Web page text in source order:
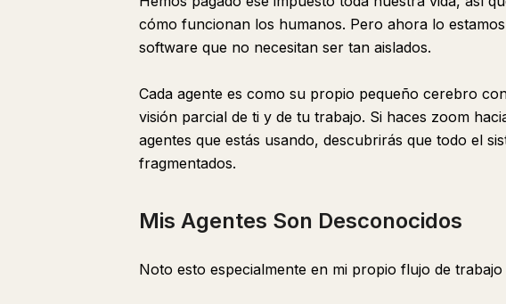
cómo funcionan los humanos. Pero ahora lo
software que no necesitan ser tan aislados.
Cada agente es como su propio pequeño cerebro
visión parcial de ti y de tu trabajo. Si haces zoom
agentes que estás usando, descubrirás que todo el
fragmentados.
Mis Agentes Son Desconocidos
Noto esto especialmente en mi propio flujo de